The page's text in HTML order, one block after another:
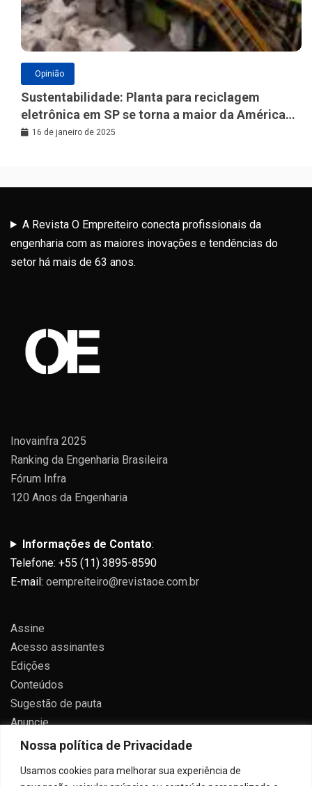
Nossa política de Privacidade
Usamos cookies para melhorar sua experiência de
Opinião
Sustentabilidade: Planta para reciclagem
eletrônica em SP se torna a maior da América
Latina
16 de janeiro de 2025
A Revista O Empreiteiro conecta profissionais da
engenharia com as maiores inovações e tendências do
setor há mais de 63 anos.
Inovainfra 2025
Ranking da Engenharia Brasileira
Fórum Infra
120 Anos da Engenharia
Informações de Contato:
Telefone: +55 (11) 3895-8590
E-mail: oempreiteiro@revistaoe.com.br
Assine
Acesso assinantes
Edições
Conteúdos
Sugestão de pauta
Anuncie
Contato